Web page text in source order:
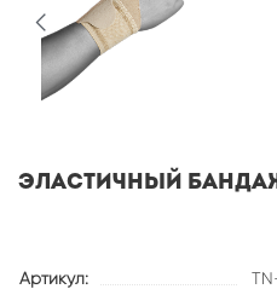
Эластичный
Артикул: